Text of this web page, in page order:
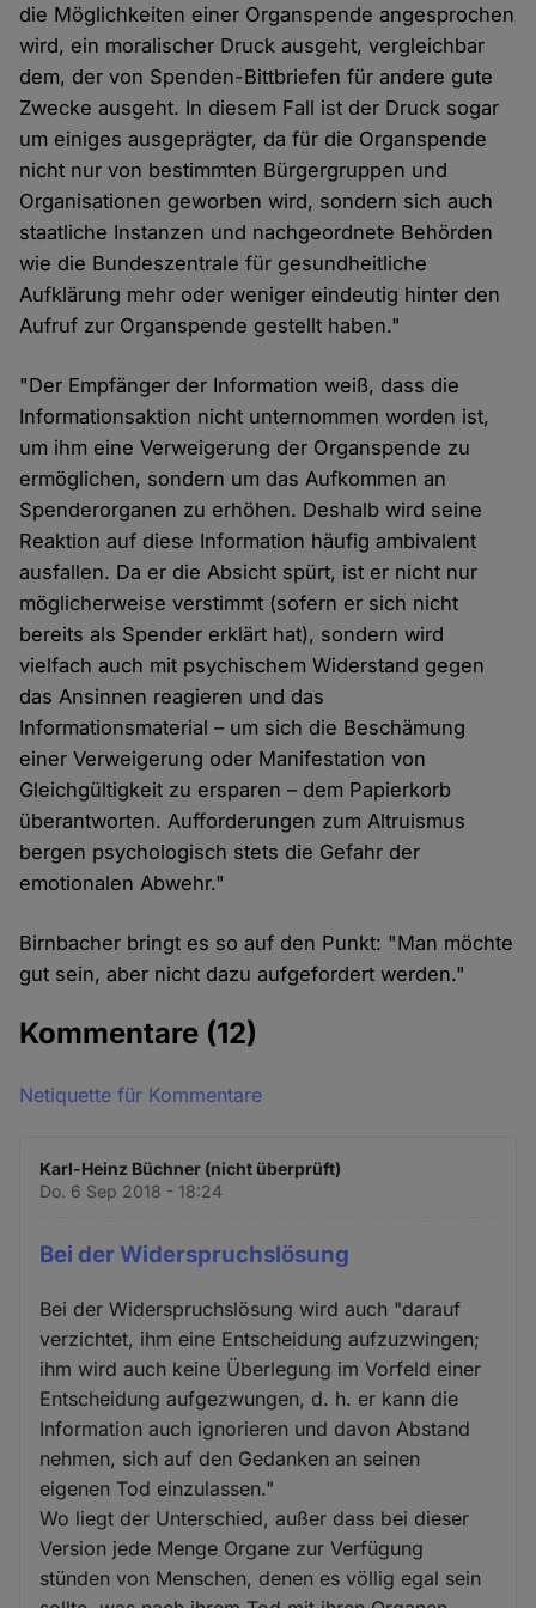
die Möglichkeiten einer Organspende angesprochen
wird, ein moralischer Druck ausgeht, vergleichbar
dem, der von Spenden-Bittbriefen für andere gute
Zwecke ausgeht. In diesem Fall ist der Druck sogar
um einiges ausgeprägter, da für die Organspende
nicht nur von bestimmten Bürgergruppen und
Organisationen geworben wird, sondern sich auch
staatliche Instanzen und nachgeordnete Behörden
wie die Bundeszentrale für gesundheitliche
Aufklärung mehr oder weniger eindeutig hinter den
Aufruf zur Organspende gestellt haben."
"Der Empfänger der Information weiß, dass die
Informationsaktion nicht unternommen worden ist,
um ihm eine Verweigerung der Organspende zu
ermöglichen, sondern um das Aufkommen an
Spenderorganen zu erhöhen. Deshalb wird seine
Reaktion auf diese Information häufig ambivalent
ausfallen. Da er die Absicht spürt, ist er nicht nur
möglicherweise verstimmt (sofern er sich nicht
bereits als Spender erklärt hat), sondern wird
vielfach auch mit psychischem Widerstand gegen
das Ansinnen reagieren und das
Informationsmaterial – um sich die Beschämung
einer Verweigerung oder Manifestation von
Gleichgültigkeit zu ersparen – dem Papierkorb
überantworten. Aufforderungen zum Altruismus
bergen psychologisch stets die Gefahr der
emotionalen Abwehr."
Birnbacher bringt es so auf den Punkt: "Man möchte
gut sein, aber nicht dazu aufgefordert werden."
Kommentare (12)
Netiquette für Kommentare
Karl-Heinz Büchner (nicht überprüft)
Do. 6 Sep 2018 - 18:24
Bei der Widerspruchslösung
Bei der Widerspruchslösung wird auch "darauf
verzichtet, ihm eine Entscheidung aufzuzwingen;
ihm wird auch keine Überlegung im Vorfeld einer
Entscheidung aufgezwungen, d. h. er kann die
Information auch ignorieren und davon Abstand
nehmen, sich auf den Gedanken an seinen
eigenen Tod einzulassen."
Wo liegt der Unterschied, außer dass bei dieser
Version jede Menge Organe zur Verfügung
stünden von Menschen, denen es völlig egal sein